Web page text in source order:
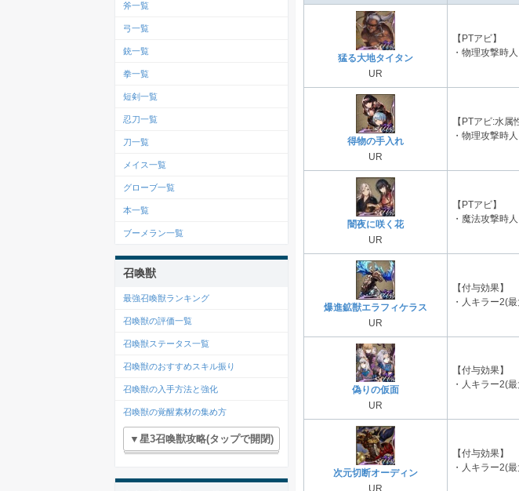
猛る大地タイタン
UR
【PTアビ】
・物理攻撃時
得物の手入れ
UR
【PTアビ:水属
・物理攻撃時
闇夜に咲く花
UR
【PTアビ】
・魔法攻撃時
爆進鉱獣エラフィケラス
UR
【付与効果】
・人キラー2(
偽りの仮面
UR
【付与効果】
・人キラー2(
次元切断オーディン
UR
【付与効果】
・人キラー2(
斧一覧
弓一覧
銃一覧
拳一覧
短剣一覧
忍刀一覧
刀一覧
メイス一覧
グローブ一覧
本一覧
ブーメラン一覧
召喚獣
最強召喚獣ランキング
召喚獣の評価一覧
召喚獣ステータス一覧
召喚獣のおすすめスキル振り
召喚獣の入手方法と強化
召喚獣の覚醒素材の集め方
▼星3召喚獣攻略(タップで開閉)